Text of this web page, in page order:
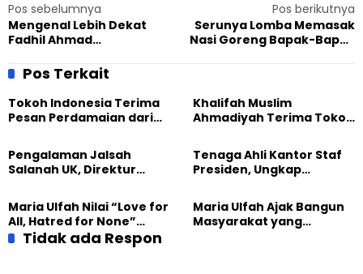
Pos sebelumnya
Mengenal Lebih Dekat
Fadhil Ahmad
Ahmadi Peraih The Best
Artwork Czech Radio and
SGI – 10th International
Drawing Competition for
Pos berikutnya
Serunya Lomba Memasak
Nasi Goreng Bapak-Bapak
Pos Terkait
Tokoh Indonesia Terima
Pesan Perdamaian dari
Ahmadiyah
Khalifah Muslim
Ahmadiyah Terima Tokoh
Khusus di Islamabad
Pengalaman Jalsah
Salanah UK, Direktur
Kekuatan Kemanusiaan
Tenaga Ahli Kantor Staf
Presiden, Ungkap
Tergantikan di Jalsah
Salanah Internasional
Ahmadiyah UK
Maria Ulfah Nilai “Love for
All, Hatred for None”
Semakin Relevan di
Maria Ulfah Ajak Bangun
Masyarakat yang
Tidak ada Respon